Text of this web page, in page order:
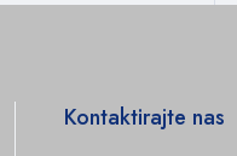
Kontaktirajte nas